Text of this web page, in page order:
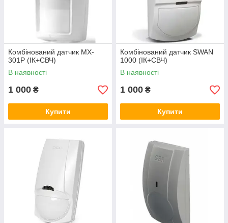
Комбінований датчик MX-
301P (ІК+СВЧ)
В наявності
1 000 ₴
Купити
Комбінований датчик SWAN
1000 (ІК+СВЧ)
В наявності
1 000 ₴
Купити